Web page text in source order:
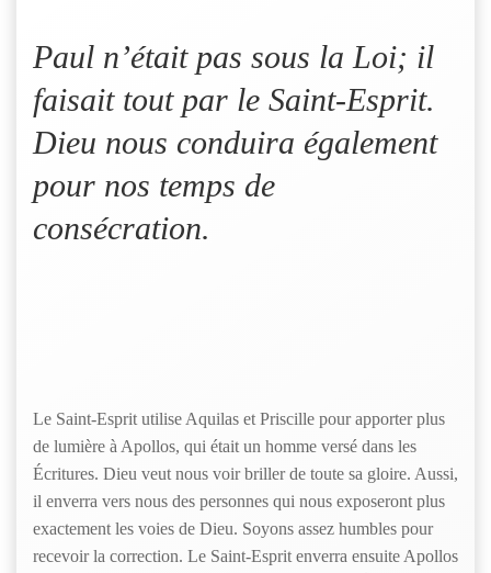
Paul n’était pas sous la Loi; il
faisait tout par le Saint-Esprit.
Dieu nous conduira également
pour nos temps de
consécration.
Le Saint-Esprit utilise Aquilas et Priscille pour apporter plus
de lumière à Apollos, qui était un homme versé dans les
Écritures. Dieu veut nous voir briller de toute sa gloire. Aussi,
il enverra vers nous des personnes qui nous exposeront plus
exactement les voies de Dieu. Soyons assez humbles pour
recevoir la correction. Le Saint-Esprit enverra ensuite Apollos